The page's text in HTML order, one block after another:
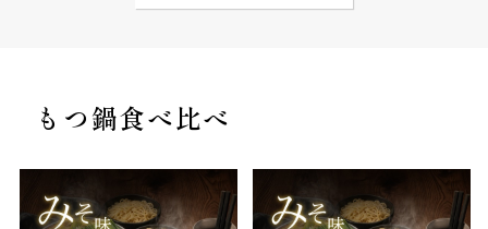
もつ鍋食べ比べ